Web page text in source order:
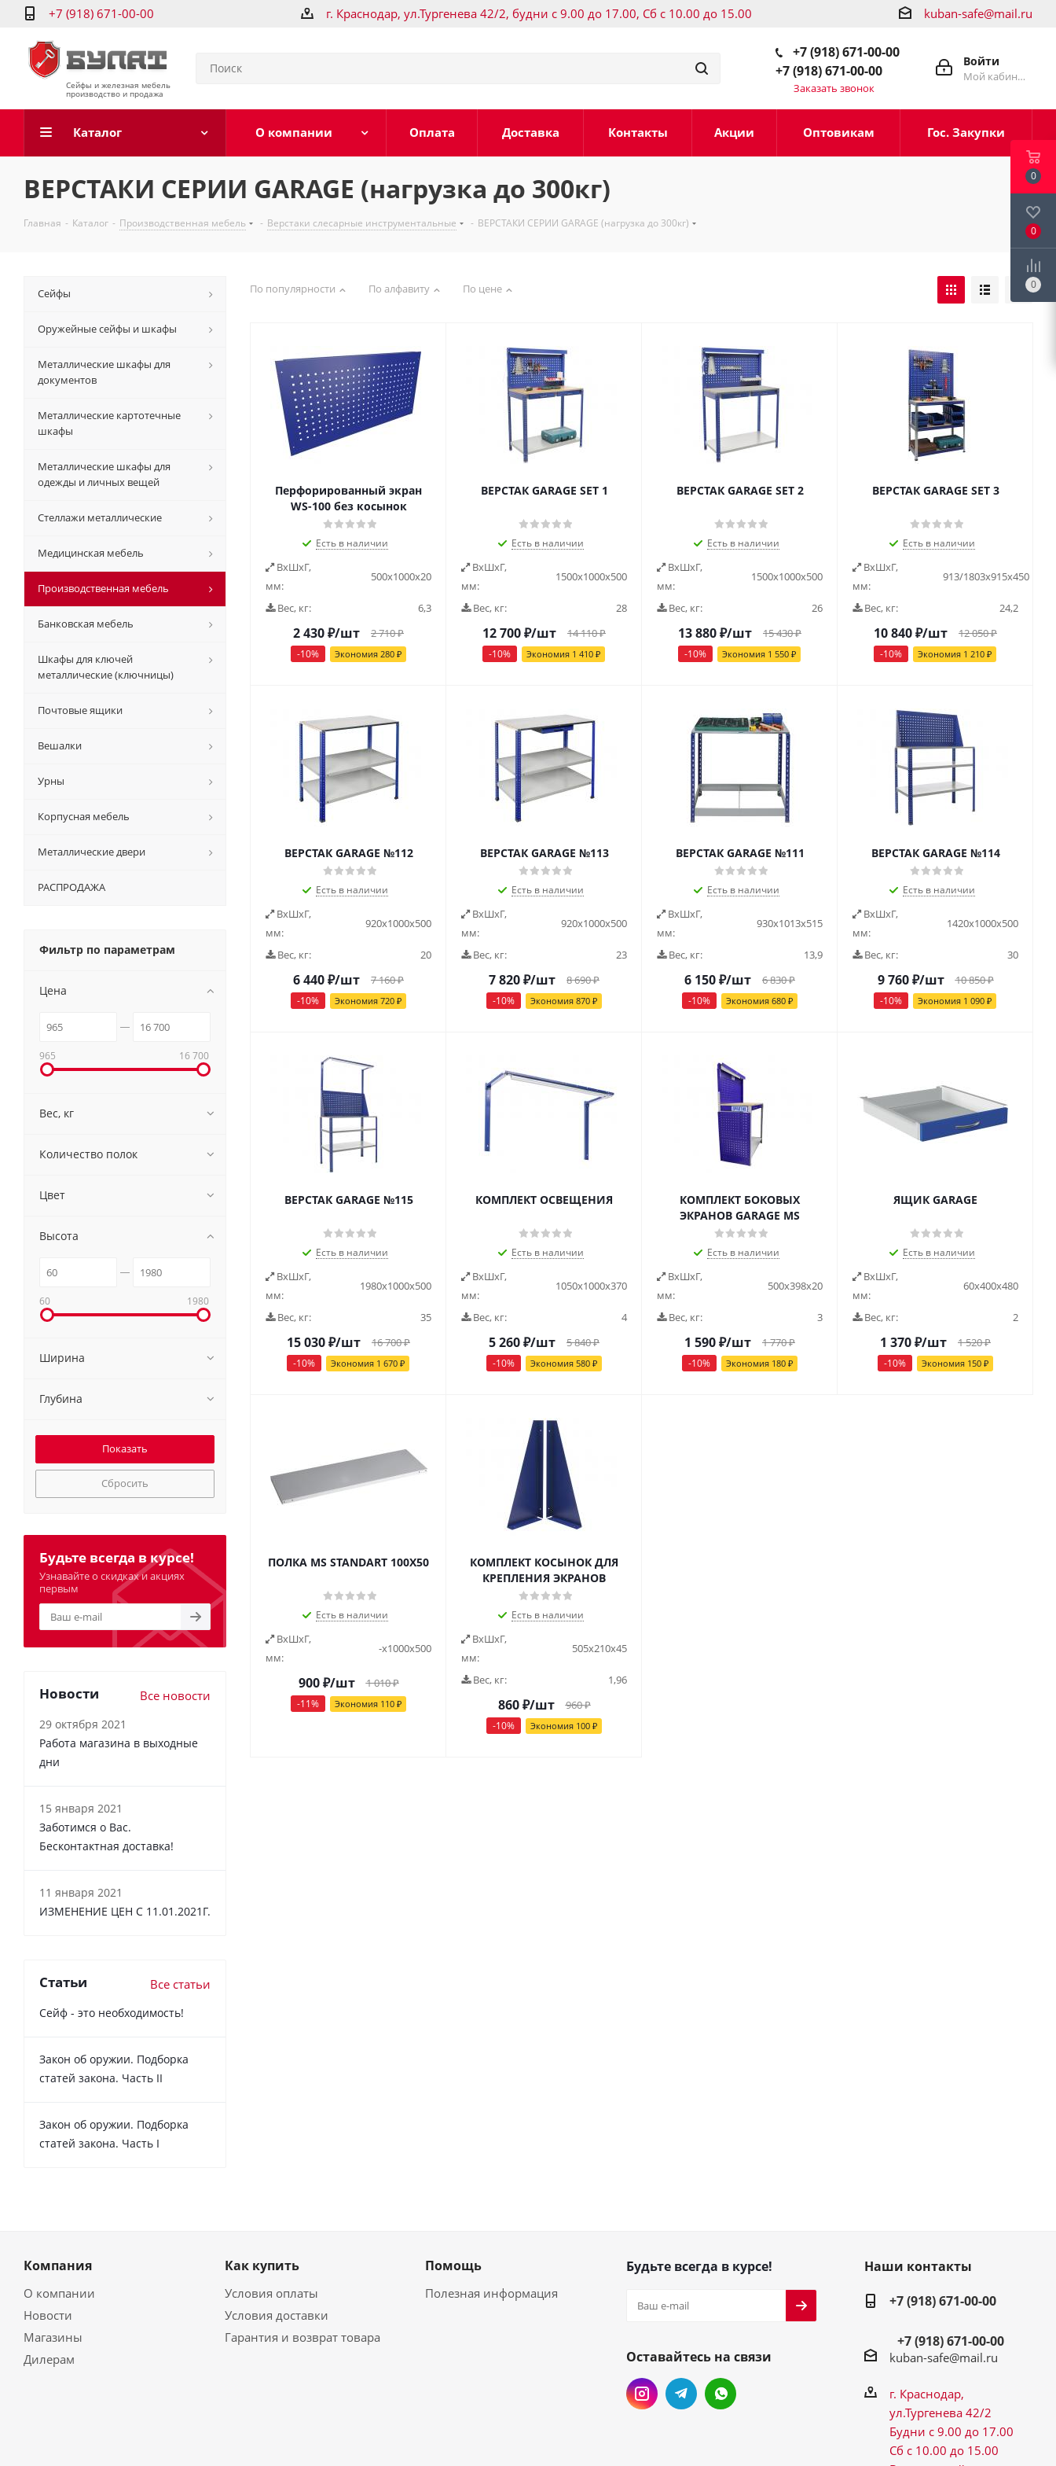
+7 (918) 671-00-00 г. Краснодар, ул.Тургенева 42/2, будни с 9.00 до 17.00, Сб с 10.00 до 15.00 kuban-safe@mail.ru
Сейфы и железная мебель
производство и продажа
Войти
Мой кабинет
+7 (918) 671-00-00
+7 (918) 671-00-00
Заказать звонок
Каталог О компании Оплата Доставка Контакты Акции Оптовикам Гос. Закупки
ВЕРСТАКИ СЕРИИ GARAGE (нагрузка до 300кг)
Главная - Каталог - Производственная мебель - Верстаки слесарные инструментальные - ВЕРСТАКИ СЕРИИ GARAGE (нагрузка до 300кг)
По популярности По алфавиту По цене
Перфорированный экран
WS-100 без косынок
Есть в наличии
ВxШxГ,
мм:
500x1000x20
Вес, кг: 6,3
2 430₽/шт 2 710₽
-10% Экономия 280₽
ВЕРСТАК GARAGE SET 1
Есть в наличии
ВxШxГ,
мм:
1500x1000x500
Вес, кг: 28
12 700₽/шт 14 110₽
-10% Экономия 1 410 ₽
ВЕРСТАК GARAGE SET 2
Есть в наличии
ВxШxГ,
мм:
1500x1000x500
Вес, кг: 26
13 880₽/шт 15 430₽
-10% Экономия 1 550 ₽
ВЕРСТАК GARAGE SET 3
Есть в наличии
ВxШxГ,
мм:
913/1803x915x450
Вес, кг: 24,2
10 840₽/шт 12 050₽
-10% Экономия 1 210 ₽
ВЕРСТАК GARAGE №112
Есть в наличии
ВxШxГ,
мм:
920x1000x500
Вес, кг: 20
6 440₽/шт 7 160₽
-10% Экономия 720₽
ВЕРСТАК GARAGE №113
Есть в наличии
ВxШxГ,
мм:
920x1000x500
Вес, кг: 23
7 820₽/шт 8 690₽
-10% Экономия 870₽
ВЕРСТАК GARAGE №111
Есть в наличии
ВxШxГ,
мм:
930x1013x515
Вес, кг: 13,9
6 150₽/шт 6 830₽
-10% Экономия 680₽
ВЕРСТАК GARAGE №114
Есть в наличии
ВxШxГ,
мм:
1420x1000x500
Вес, кг: 30
9 760₽/шт 10 850₽
-10% Экономия 1 090 ₽
ВЕРСТАК GARAGE №115
Есть в наличии
ВxШxГ,
мм:
1980x1000x500
Вес, кг: 35
15 030₽/шт 16 700₽
-10% Экономия 1 670 ₽
КОМПЛЕКТ ОСВЕЩЕНИЯ
Есть в наличии
ВxШxГ,
мм:
1050x1000x370
Вес, кг: 4
5 260₽/шт 5 840₽
-10% Экономия 580₽
КОМПЛЕКТ БОКОВЫХ
ЭКРАНОВ GARAGE MS
Есть в наличии
ВxШxГ,
мм:
500x398x20
Вес, кг: 3
1 590₽/шт 1 770₽
-10% Экономия 180₽
ЯЩИК GARAGE
Есть в наличии
ВxШxГ,
мм:
60x400x480
Вес, кг: 2
1 370₽/шт 1 520₽
-10% Экономия 150₽
ПОЛКА MS STANDART 100Х50
Есть в наличии
ВxШxГ,
мм:
-x1000x500
900₽/шт 1 010₽
-11% Экономия 110₽
КОМПЛЕКТ КОСЫНОК ДЛЯ
КРЕПЛЕНИЯ ЭКРАНОВ
Есть в наличии
ВxШxГ,
мм:
505x210x45
Вес, кг: 1,96
860₽/шт 960₽
-10% Экономия 100₽
Сейфы
Оружейные сейфы и шкафы
Металлические шкафы для
документов
Металлические картотечные
шкафы
Металлические шкафы для
одежды и личных вещей
Стеллажи металлические
Медицинская мебель
Производственная мебель
Банковская мебель
Шкафы для ключей
металлические (ключницы)
Почтовые ящики
Вешалки
Урны
Корпусная мебель
Металлические двери
РАСПРОДАЖА
Фильтр по параметрам
Цена
965 16 700
Вес, кг
Количество полок
Цвет
Высота
60 1980
Ширина
Глубина
Сбросить
Будьте всегда в курсе!
Узнавайте о скидках и акциях
первым
Новости Все новости
29 октября 2021
Работа магазина в выходные
дни
15 января 2021
Заботимся о Вас.
Бесконтактная доставка!
11 января 2021
ИЗМЕНЕНИЕ ЦЕН С 11.01.2021Г.
Статьи Все статьи
Сейф - это необходимость!
Закон об оружии. Подборка
статей закона. Часть II
Закон об оружии. Подборка
статей закона. Часть I
Компания
О компании
Новости
Магазины
Дилерам
Как купить
Условия оплаты
Условия доставки
Гарантия и возврат товара
Помощь
Полезная информация
Будьте всегда в курсе!
Оставайтесь на связи
Наши контакты
+7 (918) 671-00-00
+7 (918) 671-00-00
kuban-safe@mail.ru
г. Краснодар,
ул.Тургенева 42/2
Будни с 9.00 до 17.00
Сб с 10.00 до 15.00
0
0
0